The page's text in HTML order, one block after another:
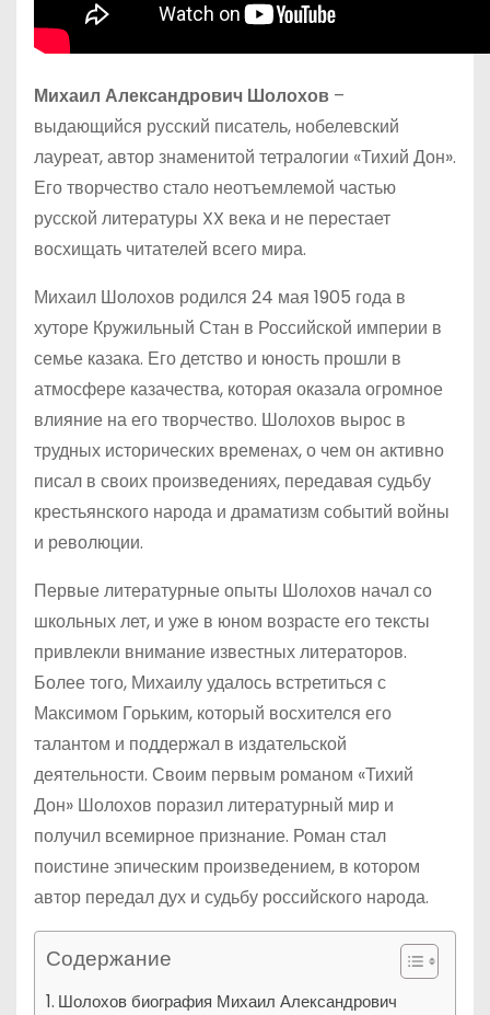
Михаил Александрович Шолохов –
выдающийся русский писатель, нобелевский
лауреат, автор знаменитой тетралогии «Тихий Дон».
Его творчество стало неотъемлемой частью
русской литературы XX века и не перестает
восхищать читателей всего мира.
Михаил Шолохов родился 24 мая 1905 года в
хуторе Кружильный Стан в Российской империи в
семье казака. Его детство и юность прошли в
атмосфере казачества, которая оказала огромное
влияние на его творчество. Шолохов вырос в
трудных исторических временах, о чем он активно
писал в своих произведениях, передавая судьбу
крестьянского народа и драматизм событий войны
и революции.
Первые литературные опыты Шолохов начал со
школьных лет, и уже в юном возрасте его тексты
привлекли внимание известных литераторов.
Более того, Михаилу удалось встретиться с
Максимом Горьким, который восхителся его
талантом и поддержал в издательской
деятельности. Своим первым романом «Тихий
Дон» Шолохов поразил литературный мир и
получил всемирное признание. Роман стал
поистине эпическим произведением, в котором
автор передал дух и судьбу российского народа.
Содержание
Шолохов биография Михаил Александрович